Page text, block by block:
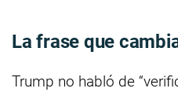
La frase que
Trump no habló de